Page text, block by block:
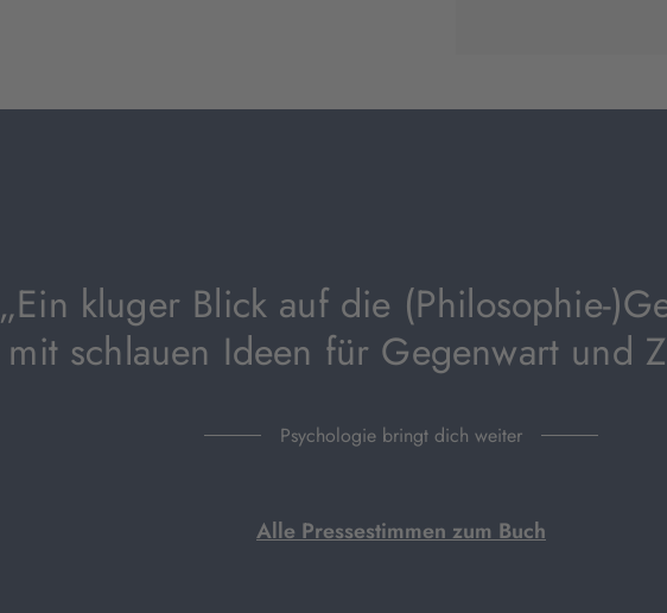
geöffnet)
„Ein kluger Blick auf die (Philosophie-
mit schlauen Ideen für Gegenwart und
Psychologie bringt dich weiter
Alle Pressestimmen zum Buch